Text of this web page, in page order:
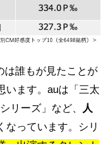
は誰もが見たことが
います。auは「三太
リーズ」など、
人
なっています。シリ